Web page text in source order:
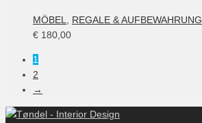
MÖBEL
REGALE & AUFBEWAHRUNG
€ 180,00
1
2
→